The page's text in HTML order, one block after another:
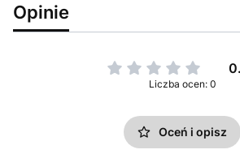
Opinie
Liczba ocen: 0
Oceń i opisz